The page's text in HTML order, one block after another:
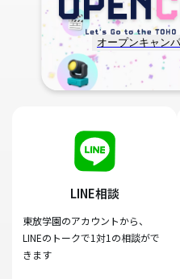
オープンキャン
LINE相談
東放学園のアカウントから、
LINEのトークで1対1の相談がで
きます